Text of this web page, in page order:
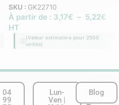
SKU : GK22710
À partir de : 3,17€ – 5,22€
HT
(Valeur estimative pour 2500
unités)
04
99
Lun-
Ven |
Blog